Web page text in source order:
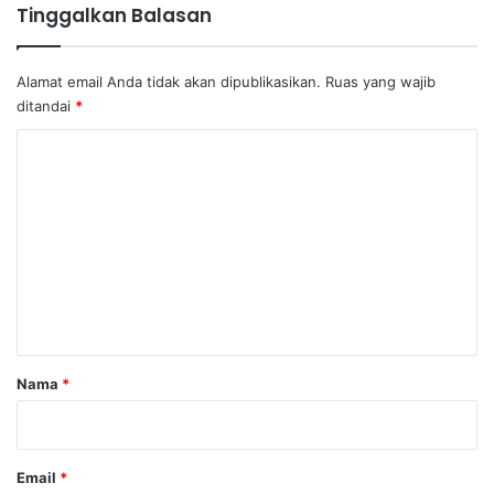
Tinggalkan Balasan
Alamat email Anda tidak akan dipublikasikan. Ruas yang wajib
ditandai *
rNama *
Email *